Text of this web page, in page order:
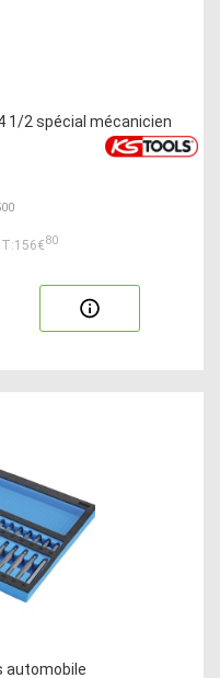
1/2 spécial mécanicien
80
automobile